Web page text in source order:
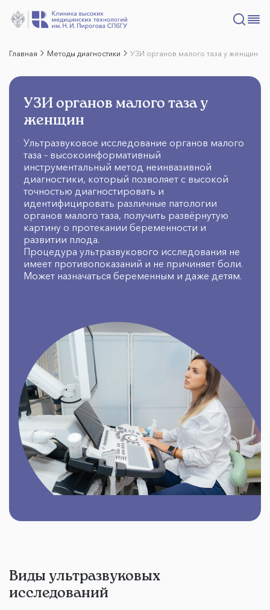
Главная Методы диагностики УЗИ органов малого таза у женщин
УЗИ органов малого таза у
женщин
Ультразвуковое исследование органов малого
таза – высокоинформативный
инструментальный метод неинвазивной
диагностики, который позволяет с высокой
точностью диагностировать и
идентифицировать различные патологии
органов малого таза, получить развёрнутую
картину о протекании беременности и
развитии плода.
Процедура ультразвукового исследования не
имеет противопоказаний и не причиняет боли.
Может назначаться беременным и даже детям.
Виды ультразвуковых
исследований